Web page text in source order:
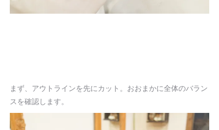
まず、アウトラインを先にカット。おおまかに全体のバラン
スを確認します。